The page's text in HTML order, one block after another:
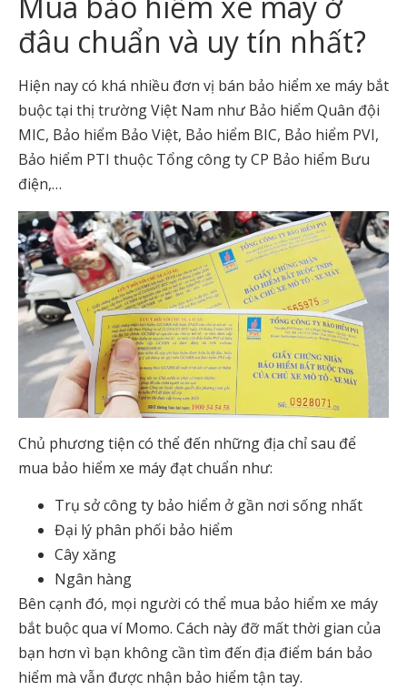
đâu chuẩn và uy tín nhất?
Hiện nay có khá nhiều đơn vị bán bảo hiểm xe máy bắt
buộc tại thị trường Việt Nam như Bảo hiểm Quân đội
MIC, Bảo hiểm Bảo Việt, Bảo hiểm BIC, Bảo hiểm PVI,
Bảo hiểm PTI thuộc Tổng công ty CP Bảo hiểm Bưu
điện,…
Chủ phương tiện có thể đến những địa chỉ sau để
mua bảo hiểm xe máy đạt chuẩn như:
Trụ sở công ty bảo hiểm ở gần nơi sống nhất
Đại lý phân phối bảo hiểm
Cây xăng
Ngân hàng
Bên cạnh đó, mọi người có thể mua bảo hiểm xe máy
bắt buộc qua ví Momo. Cách này đỡ mất thời gian của
bạn hơn vì bạn không cần tìm đến địa điểm bán bảo
hiểm mà vẫn được nhận bảo hiểm tận tay.